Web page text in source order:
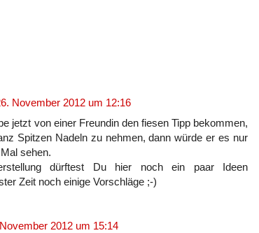
November 2012 um 12:16
jetzt von einer Freundin den fiesen Tipp bekommen,
Spitzen Nadeln zu nehmen, dann würde er es nur
sehen.
dürftest Du hier noch ein paar Ideen
Zeit noch einige Vorschläge ;-)
2012 um 15:14